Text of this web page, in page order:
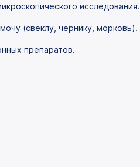
исследования.
(свеклу, чернику, морковь).
препаратов.